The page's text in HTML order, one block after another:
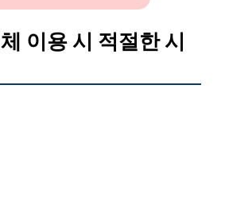
이용 시 적절한 시